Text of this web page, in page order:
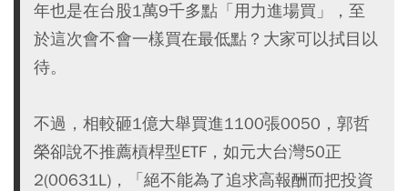
年也是在台股1萬9千多點「用力進場買」，至
於這次會不會一樣買在最低點？大家可以拭目以
待。
不過，相較砸1億大舉買進1100張0050，郭哲
榮卻說不推薦槓桿型ETF，如元大台灣50正
2(00631L)，「絕不能為了追求高報酬而把投資